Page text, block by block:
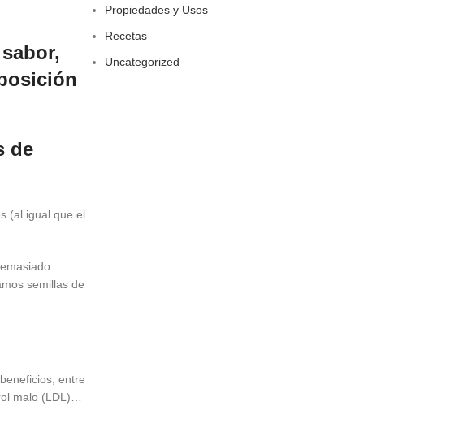
de
(al igual que el
semillas de
entre
malo (LDL)…
Propiedades y Usos
Recetas
Uncategorized